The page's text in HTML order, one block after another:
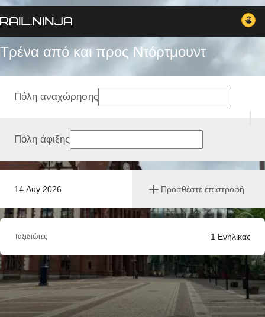
Τρένα από και προς Ντόρτμουντ
14 Αυγ 2026 Προσθέστε επιστροφή
Πόλη αναχώρησης
Πόλη άφιξης
Ταξιδιώτες 1 Ενήλικας